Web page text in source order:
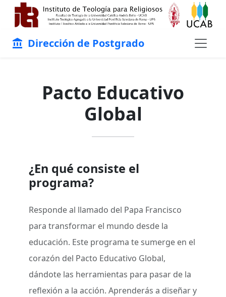
account_balance Dirección de Postgrado
Pacto Educativo
Global
¿En qué consiste el
programa?
Responde al llamado del Papa Francisco
para transformar el mundo desde la
educación. Este programa te sumerge en el
corazón del Pacto Educativo Global,
dándote las herramientas para pasar de la
reflexión a la acción. Aprenderás a diseñar y